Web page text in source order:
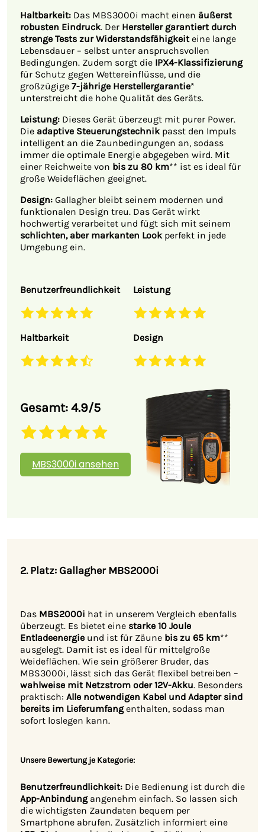
Haltbarkeit: Das MBS3000i macht einen äußerst
robusten Eindruck. Der Hersteller garantiert durch
strenge Tests zur Widerstandsfähigkeiteine lange
Lebensdauer – selbst unter anspruchsvollen
Bedingungen. Zudem sorgt die IPX4-Klassifizierung
für Schutz gegen Wettereinflüsse, und die
großzügige 7-jährige Herstellergarantie*
unterstreicht die hohe Qualität des Geräts.
Leistung: Dieses Gerät überzeugt mit purer Power.
Die adaptive Steuerungstechnikpasst den Impuls
intelligent an die Zaunbedingungen an, sodass
immer die optimale Energie abgegeben wird. Mit
einer Reichweite von bis zu 80 km** ist es ideal für
große Weideflächen geeignet.
Design: Gallagher bleibt seinem modernen und
funktionalen Design treu. Das Gerät wirkt
hochwertig verarbeitet und fügt sich mit seinem
schlichten, aber markanten Lookperfekt in jede
Umgebung ein.
Benutzerfreundlichkeit
Haltbarkeit
Leistung
Design
Gesamt: 4.9/5
MBS3000i ansehen
2. Platz: Gallagher MBS2000i
Das MBS2000i hat in unserem Vergleich ebenfalls
überzeugt. Es bietet eine starke 10 Joule
Entladeenergie und ist für Zäune bis zu 65 km**
ausgelegt. Damit ist es ideal für mittelgroße
Weideflächen. Wie sein größerer Bruder, das
MBS3000i, lässt sich das Gerät flexibel betreiben –
wahlweise mit Netzstrom oder 12V-Akku. Besonders
praktisch: Alle notwendigen Kabel und Adapter sind
bereits im Lieferumfangenthalten, sodass man
sofort loslegen kann.
Unsere Bewertung je Kategorie:
Benutzerfreundlichkeit: Die Bedienung ist durch die
App-Anbindungangenehm einfach. So lassen sich
die wichtigsten Zaundaten bequem per
Smartphone abrufen. Zusätzlich informiert eine